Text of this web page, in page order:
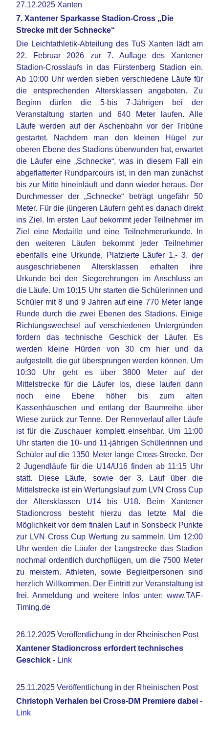
27.12.2025 Xanten
7. Xantener Sparkasse Stadion-Cross „Die
Strecke mit der Schnecke“
Die Leichtathletik-Abteilung des TuS Xanten lädt am
22. Februar 2026 zur 7. Auflage des Xantener
Stadion-Crosslaufs in das Fürstenberg Stadion ein.
Ab 10:00 Uhr werden sieben verschiedene Läufe für
die entsprechenden Altersklassen angeboten. Zu
Beginn dürfen die 5-bis 7-Jährigen bei der
Veranstaltung starten und 640 Meter laufen. Alle
Läufe werden auf der Aschenbahn vor der Tribüne
gestartet. Nachdem man den kleinen Hügel zur
oberen Ebene des Stadions überwunden hat, erwartet
die Läufer eine „Schnecke“, was in diesem Fall ein
abgeflatterter Rundparcours ist, in den man zunächst
bis zur Mitte hineinläuft und dann wieder heraus. Der
Durchmesser der „Schnecke“ beträgt ungefähr 50
Meter. Für die jüngeren Läufern geht es danach direkt
ins Ziel. Im ersten Lauf bekommt jeder Teilnehmer im
Ziel eine Medaille und eine Teilnehmerurkunde. In
den weiteren Läufen bekommt jeder Teilnehmer
ebenfalls eine Urkunde, Platzierte Läufer 1.- 3. der
ausgeschriebenen Altersklassen erhalten ihre
Urkunde bei den Siegerehrungen im Anschluss an
die Läufe. Um 10:15 Uhr starten die Schülerinnen und
Schüler mit 8 und 9 Jahren auf eine 770 Meter lange
Runde durch die zwei Ebenen des Stadions. Einige
Richtungswechsel auf verschiedenen Untergründen
fordern das technische Geschick der Läufer. Es
werden kleine Hürden von 30 cm hier und da
aufgestellt, die gut übersprungen werden können. Um
10:30 Uhr geht es über 3800 Meter auf der
Mittelstrecke für die Läufer los, diese laufen dann
noch eine Ebene höher bis zum alten
Kassenhäuschen und entlang der Baumreihe über
Wiese zurück zur Tenne. Der Rennverlauf aller Läufe
ist für die Zuschauer komplett einsehbar. Um 11:00
Uhr starten die 10- und 11-jährigen Schülerinnen und
Schüler auf die 1350 Meter lange Cross-Strecke. Der
2 Jugendläufe für die U14/U16 finden ab 11:15 Uhr
statt. Diese Läufe, sowie der 3. Lauf über die
Mittelstrecke ist ein Wertungslauf zum LVN Cross Cup
der Altersklassen U14 bis U18. Beim Xantener
Stadioncross besteht hierzu das letzte Mal die
Möglichkeit vor dem finalen Lauf in Sonsbeck Punkte
zur LVN Cross Cup Wertung zu sammeln. Um 12:00
Uhr werden die Läufer der Langstrecke das Stadion
nochmal ordentlich durchpflügen, um die 7500 Meter
zu meistern. Athleten, sowie Begleitpersonen sind
herzlich Willkommen. Der Eintritt zur Veranstaltung ist
frei. Anmeldung und weitere Infos unter: www.TAF-
Timing.de
26.12.2025 Veröffentlichung in der Rheinischen Post
Xantener Stadioncross erfordert technisches
Geschick - Link
25.11.2025 Veröffentlichung in der Rheinischen Post
Christoph Verhalen bei Cross-DM Premiere dabei -
Link